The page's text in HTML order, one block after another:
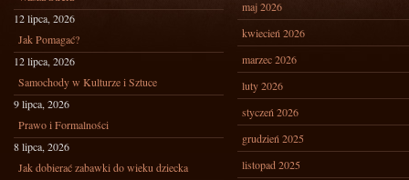
12 lipca, 2026
Jak Pomagać?
12 lipca, 2026
Samochody w Kulturze i Sztuce
9 lipca, 2026
Prawo i Formalności
8 lipca, 2026
Jak dobierać zabawki do wieku dziecka
maj 2026
kwiecień 2026
marzec 2026
luty 2026
styczeń 2026
grudzień 2025
listopad 2025